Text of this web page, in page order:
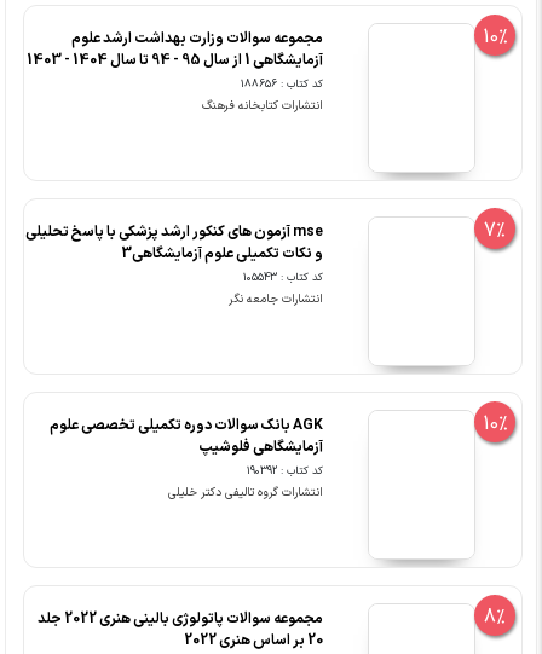
10%
مجموعه سوالات وزارت بهداشت ارشد علوم
آزمایشگاهی 1 از سال 95 - 94 تا سال 1404 - 1403
کد کتاب : 188656
انتشارات کتابخانه فرهنگ
7%
mse آزمون های کنکور ارشد پزشکی با پاسخ تحلیلی
و نکات تکمیلی علوم آزمایشگاهی3
کد کتاب : 105543
انتشارات جامعه نگر
10%
AGK بانک سوالات دوره تکمیلی تخصصی علوم
آزمایشگاهی فلوشیپ
کد کتاب : 190392
انتشارات گروه تالیفی دکتر خلیلی
8%
مجموعه سوالات پاتولوژی بالینی هنری 2022 جلد
20 بر اساس هنری 2022